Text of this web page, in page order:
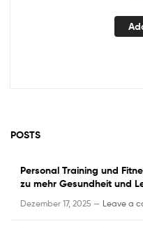
POSTS
Personal Training und
zu mehr Gesundheit und
Dezember 17, 2025 — Leave a